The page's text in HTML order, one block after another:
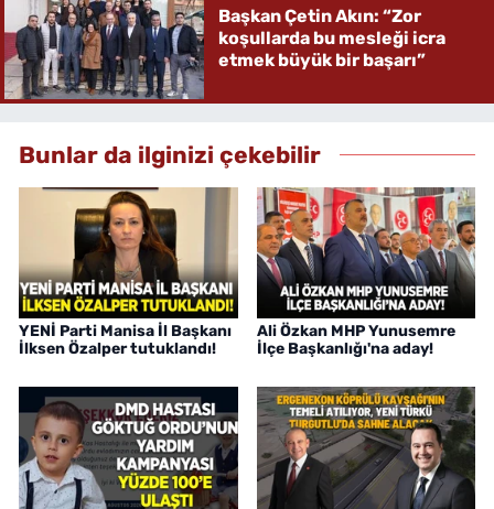
Başkan Çetin Akın: “Zor
koşullarda bu mesleği icra
etmek büyük bir başarı”
Bunlar da ilginizi çekebilir
YENİ Parti Manisa İl Başkanı
İlksen Özalper tutuklandı!
Ali Özkan MHP Yunusemre
İlçe Başkanlığı'na aday!